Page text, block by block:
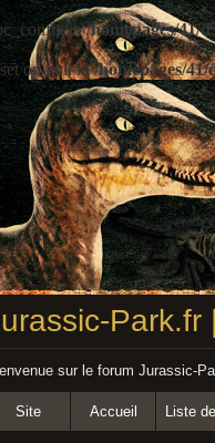
in/homepages/41/
on null in/homepages/
Park.fr
sur le forum Jurassic-
Site Accueil Liste